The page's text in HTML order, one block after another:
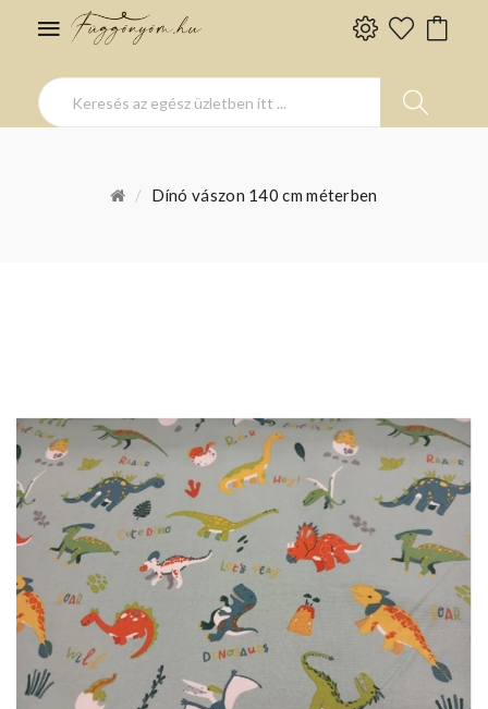
Dínó vászon 140 cm méterben